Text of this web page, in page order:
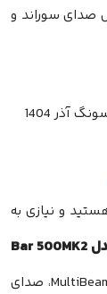
سوراند و
و نیازی به
گزینه‌ای عالی است. این مدل با تکیه بر تکنولوژی MultiBeam، صدای